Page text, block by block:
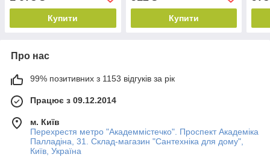
Купити Купити
Про нас
99% позитивних з 1153 відгуків за рік
Працює з 09.12.2014
м. Київ
Перехрестя метро "Академмістечко". Проспект Академіка
Палладіна, 31. Склад-магазин "Сантехніка для дому",
Київ, Україна